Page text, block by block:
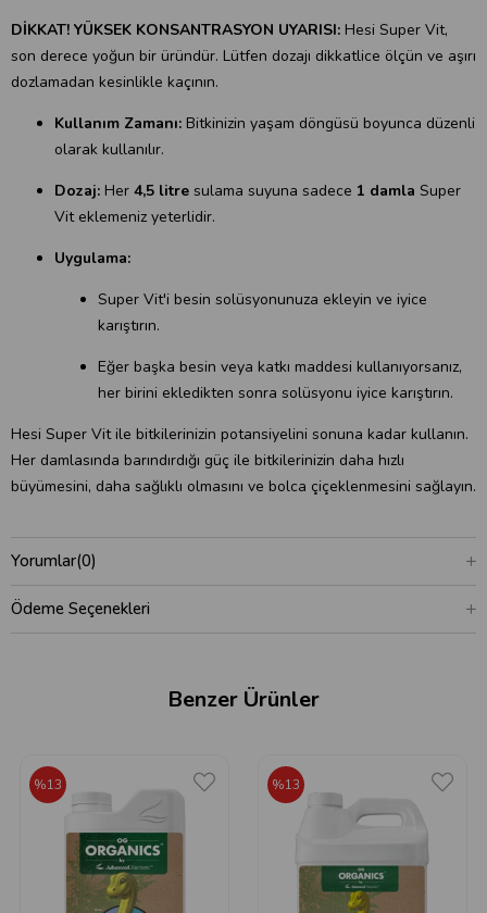
DİKKAT! YÜKSEK KONSANTRASYON UYARISI: Hesi Super Vit,
son derece yoğun bir üründür. Lütfen dozajı dikkatlice ölçün ve aşırı
dozlamadan kesinlikle kaçının.
Kullanım Zamanı: Bitkinizin yaşam döngüsü boyunca düzenli
olarak kullanılır.
Dozaj: Her 4,5 litre sulama suyuna sadece 1 damla Super
Vit eklemeniz yeterlidir.
Uygulama:
Super Vit'i besin solüsyonunuza ekleyin ve iyice
karıştırın.
Eğer başka besin veya katkı maddesi kullanıyorsanız,
her birini ekledikten sonra solüsyonu iyice karıştırın.
Hesi Super Vit ile bitkilerinizin potansiyelini sonuna kadar kullanın.
Her damlasında barındırdığı güç ile bitkilerinizin daha hızlı
büyümesini, daha sağlıklı olmasını ve bolca çiçeklenmesini sağlayın.
Yorumlar(0)
Ödeme Seçenekleri
Benzer Ürünler
%13 %13